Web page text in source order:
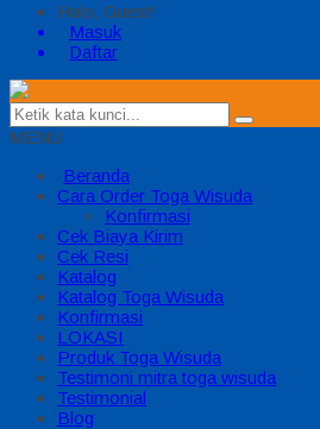
Halo, Guest!
Masuk
Daftar
MENU
Beranda
Cara Order Toga Wisuda
Konfirmasi
Cek Biaya Kirim
Cek Resi
Katalog
Katalog Toga Wisuda
Konfirmasi
LOKASI
Produk Toga Wisuda
Testimoni mitra toga wisuda
Testimonial
Blog